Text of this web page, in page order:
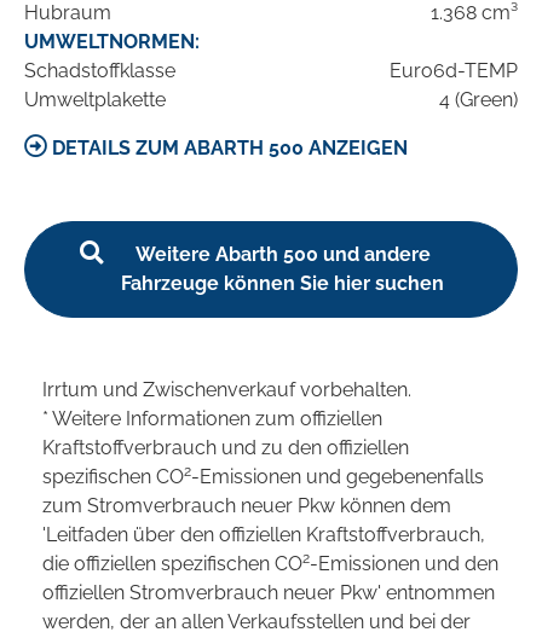
Hubraum
1.368 cm³
UMWELTNORMEN:
Schadstoffklasse
Euro6d-TEMP
Umweltplakette
4 (Green)
DETAILS ZUM ABARTH 500 ANZEIGEN
Weitere Abarth 500 und andere
Fahrzeuge können Sie hier suchen
Irrtum und Zwischenverkauf vorbehalten.
* Weitere Informationen zum offiziellen
Kraftstoffverbrauch und zu den offiziellen
spezifischen CO2-Emissionen und gegebenenfalls
zum Stromverbrauch neuer Pkw können dem
'Leitfaden über den offiziellen Kraftstoffverbrauch,
die offiziellen spezifischen CO2-Emissionen und den
offiziellen Stromverbrauch neuer Pkw' entnommen
werden, der an allen Verkaufsstellen und bei der